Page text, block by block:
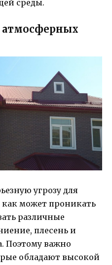
среды.
атмосферных
угрозу для
может проникать
различные
плесень и
Поэтому важно
обладают высокой